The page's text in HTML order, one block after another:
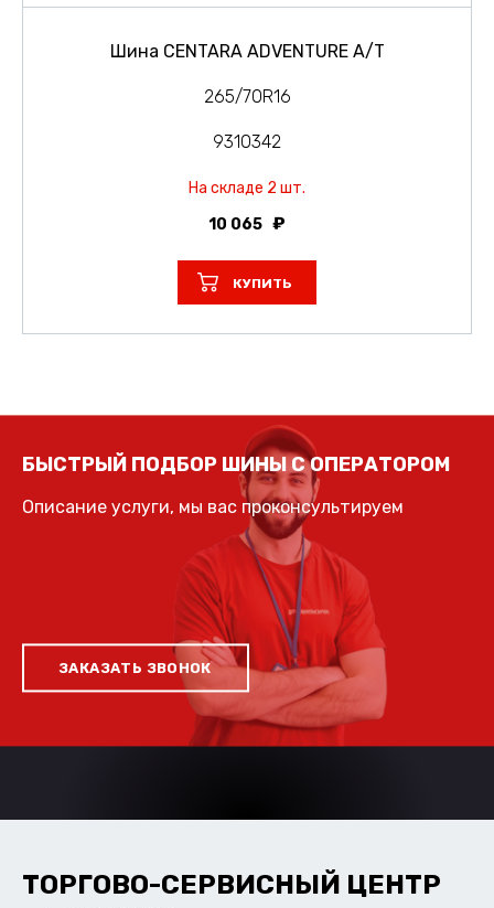
Шина CENTARA ADVENTURE A/T
265/70R16
9310342
На складе 2 шт.
10 065
КУПИТЬ
БЫСТРЫЙ ПОДБОР ШИНЫ С ОПЕРАТОРОМ
Описание услуги, мы вас проконсультируем
ЗАКАЗАТЬ ЗВОНОК
ТОРГОВО-СЕРВИСНЫЙ ЦЕНТР